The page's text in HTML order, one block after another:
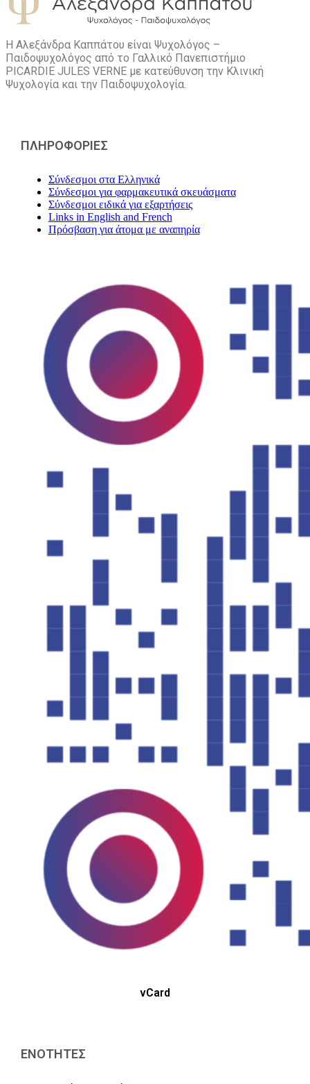
Η Αλεξάνδρα Καππάτου είναι Ψυχολόγος –
Παιδοψυχολόγος από το Γαλλικό Πανεπιστήμιο
PICARDIE JULES VERNE με κατεύθυνση την Kλινική
Ψυχολογία και την Παιδοψυχολογία.
ΠΛΗΡΟΦΟΡΙΕΣ
Σύνδεσμοι στα Ελληνικά
Σύνδεσμοι για φαρμακευτικά σκευάσματα
Σύνδεσμοι ειδικά για εξαρτήσεις
Links in English and French
Πρόσβαση για άτομα με αναπηρία
vCard
ΕΝΟΤΗΤΕΣ